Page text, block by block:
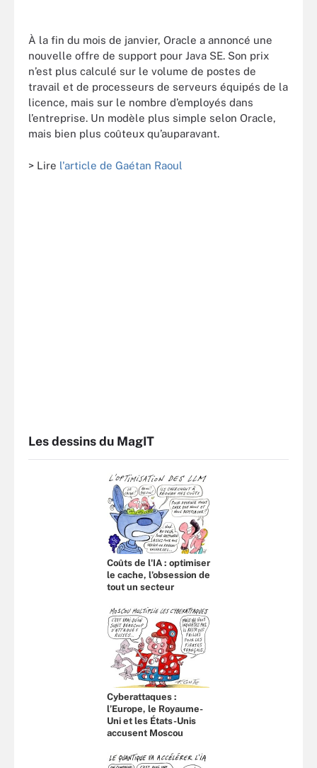
À la fin du mois de janvier, Oracle a annoncé une
nouvelle offre de support pour Java SE. Son prix
n’est plus calculé sur le volume de postes de
travail et de processeurs de serveurs équipés de la
licence, mais sur le nombre d’employés dans
l’entreprise. Un modèle plus simple selon Oracle,
mais bien plus coûteux qu’auparavant.
> Lire l'article de Gaétan Raoul
Les dessins du MagIT
Coûts de l'IA : optimiser
le cache, l’obsession de
tout un secteur
Cyberattaques :
l’Europe, le Royaume-
Uni et les États-Unis
accusent Moscou